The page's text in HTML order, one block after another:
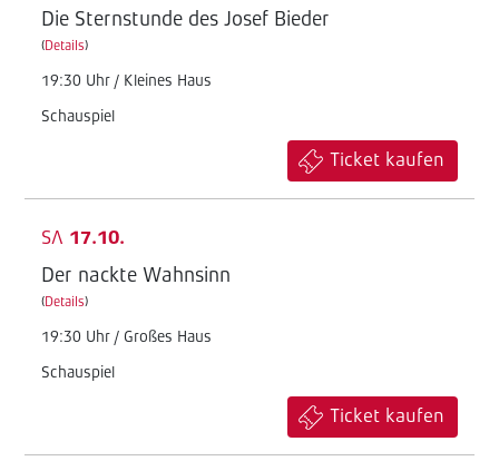
Die Sternstunde des Josef Bieder
(Details)
19:30 Uhr / Kleines Haus
Schauspiel
Ticket kaufen
SA 17.10.
Der nackte Wahnsinn
(Details)
19:30 Uhr / Großes Haus
Schauspiel
Ticket kaufen